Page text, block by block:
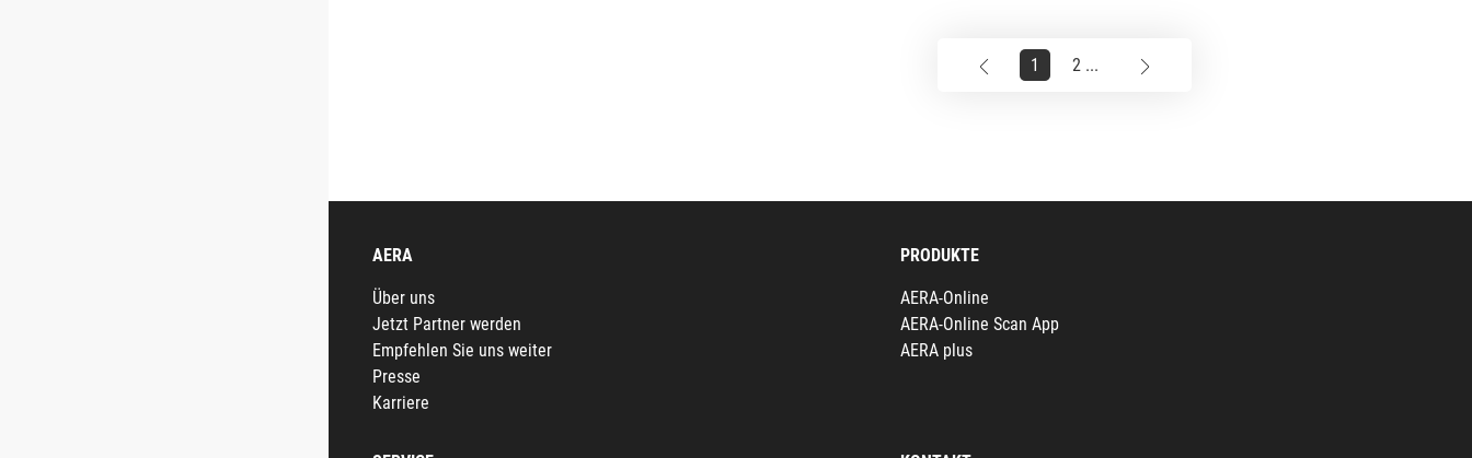
1 2 ...
AERA
Über uns
Jetzt Partner werden
Empfehlen Sie uns weiter
Presse
Karriere
PRODUKTE
AERA-Online
AERA-Online Scan App
AERA plus